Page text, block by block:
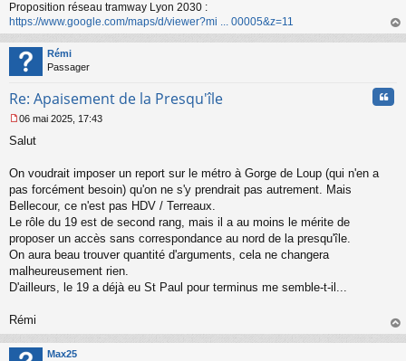
g
e
n
o
n
l
Proposition réseau tramway Lyon 2030 :
https://www.google.com/maps/d/viewer?mi ... 00005&z=11
au
Rémi
Passager
Re: Apaisement de la Presqu'île
e
s
g
e
n
o
n
u
06 mai 2025, 17:43
Salut
On voudrait imposer un report sur le métro à Gorge de Loup (qui n'en a
pas forcément besoin) qu'on ne s'y prendrait pas autrement. Mais
Bellecour, ce n'est pas HDV / Terreaux.
Le rôle du 19 est de second rang, mais il a au moins le mérite de
proposer un accès sans correspondance au nord de la presqu'île.
On aura beau trouver quantité d'arguments, cela ne changera
malheureusement rien.
D'ailleurs, le 19 a déjà eu St Paul pour terminus me semble-t-il...
Rémi
au
Max25